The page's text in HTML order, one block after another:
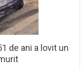
de ani a lovit un